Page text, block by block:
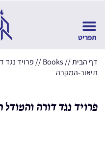
דף הבית//
Books
// פרויד נגד
תיאור-המקרה
פרויד נגד דורה